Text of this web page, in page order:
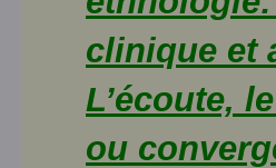
clinique et
L’écoute,
ou